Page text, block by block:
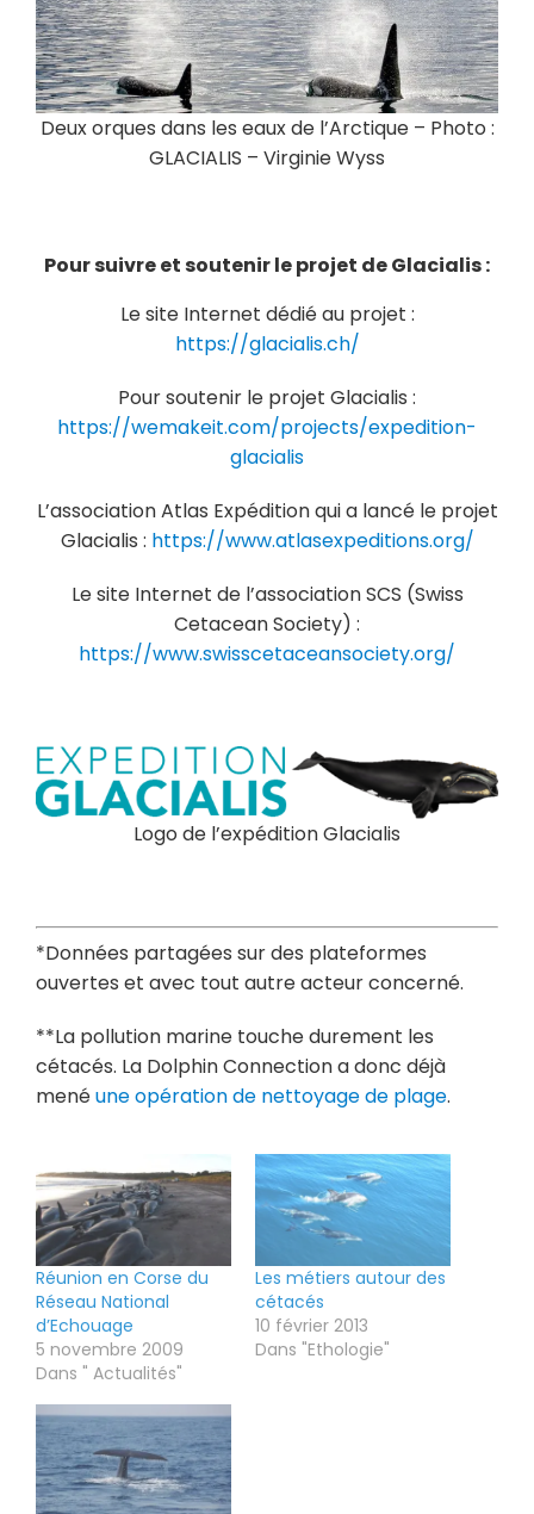
Deux orques dans les eaux de l’Arctique – Photo :
GLACIALIS – Virginie Wyss
Pour suivre et soutenir le projet de Glacialis :
Le site Internet dédié au projet :
https://glacialis.ch/
Pour soutenir le projet Glacialis :
https://wemakeit.com/projects/expedition-
glacialis
L’association Atlas Expédition qui a lancé le projet
Glacialis : https://www.atlasexpeditions.org/
Le site Internet de l’association SCS (Swiss
Cetacean Society) :
https://www.swisscetaceansociety.org/
Logo de l’expédition Glacialis
*Données partagées sur des plateformes
ouvertes et avec tout autre acteur concerné.
**La pollution marine touche durement les
cétacés. La Dolphin Connection a donc déjà
menéune opération de nettoyage de plage.
Réunion en Corse du
Réseau National
d’Echouage
5 novembre 2009
Dans " Actualités"
Les métiers autour des
cétacés
10 février 2013
Dans "Ethologie"